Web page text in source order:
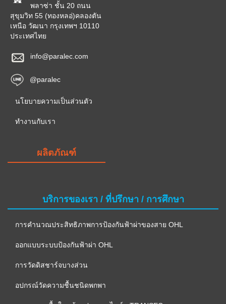
พลาซ่า ชั้น 20 ถนน
สุขุมวิท 55 (ทองหลอ่)คลองตัน
เหนือ วัฒนา กรุงเทพฯ 10110
ประเทศไทย
info@paralec.com
@paralec
นโยบายความเป็นส่วนตัว
ทำงานกับเรา
ผลิตภัณฑ์
บริการของเรา / ที่ปรึกษา / การศึกษา
การคำนวณประสิทธิภาพการป้องกันฟ้าผ่าของสาย OHL
ออกแบบระบบป้องกันฟ้าผ่า OHL
การวัดดิสชาร์จบางส่วน
อปกรณ์วัดความชื้นชนิดพกพา